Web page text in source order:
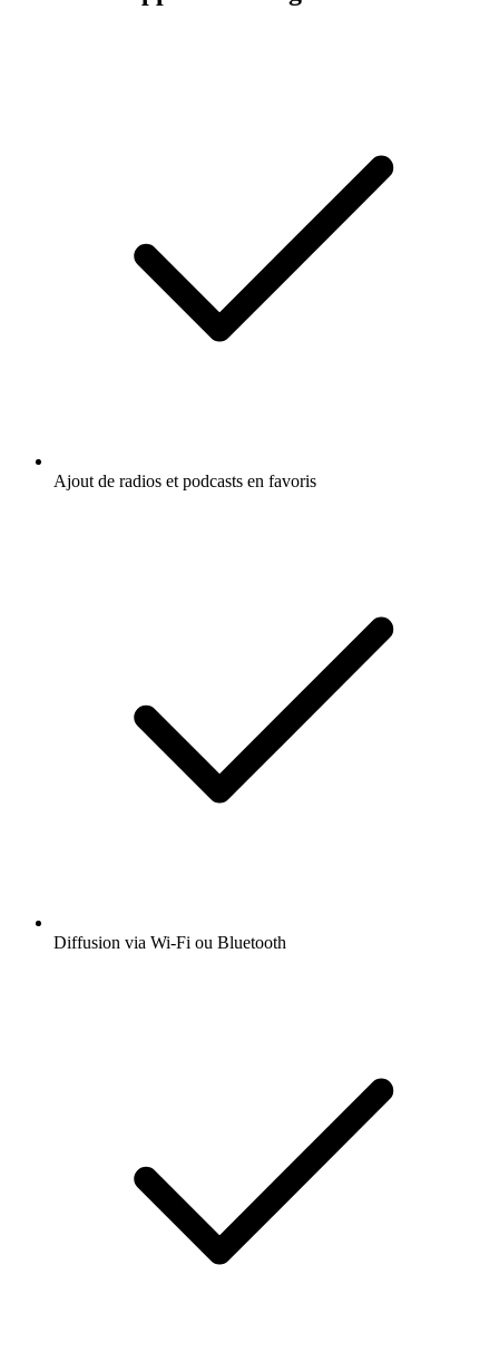
Ajout de radios et podcasts en favoris
Diffusion via Wi-Fi ou Bluetooth